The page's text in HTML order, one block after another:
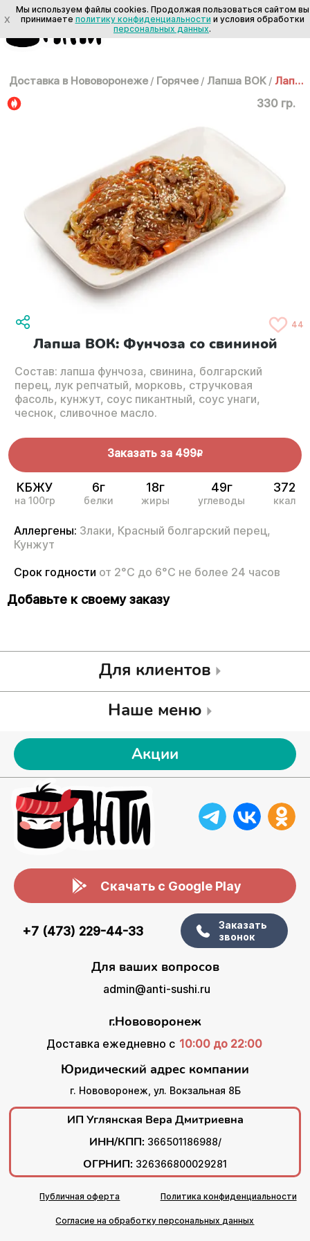
Доставка в Нововоронеже / Горячее / Лапша ВОК / Лапша ВОК: Фунчоза со свининой
330 гр.
44
Лапша ВОК: Фунчоза со свининой
Состав: лапша фунчоза, свинина, болгарский
перец, лук репчатый, морковь, стручковая
фасоль, кунжут, соус пикантный, соус унаги,
чеснок, сливочное масло.
Заказать за 499R
КБЖУ
на 100гр
6г
белки
18г
жиры
49г
углеводы
372
ккал
Аллергены: Злаки, Красный болгарский перец,
Кунжут
Срок годности от 2°С до 6°С не более 24 часов
Добавьте к своему заказу
Для клиентов
Наше меню
Акции
Скачать с Google Play
+7 (473) 229-44-33
Заказать
звонок
Для ваших вопросов
admin@anti-sushi.ru
г.Нововоронеж
Доставка ежедневно с 10:00 до 22:00
Юридический адрес компании
г. Нововоронеж, ул. Вокзальная 8Б
ИП Углянская Вера Дмитриевна
ИНН/КПП: 366501186988/
ОГРНИП: 326366800029281
Публичная оферта Политика конфиденциальности
Согласие на обработку персональных данных
X
Мы используем файлы cookies. Продолжая пользоваться сайтом вы
принимаете политику конфиденциальности и условия обработки
персональных данных.